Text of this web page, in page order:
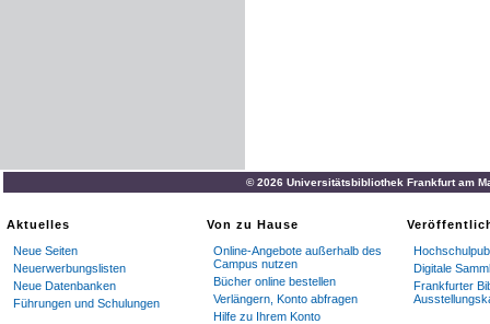
© 2026 Universitätsbibliothek Frankfurt am
Aktuelles
Neue Seiten
Neuerwerbungslisten
Neue Datenbanken
Führungen und Schulungen
Von zu Hause
Online-Angebote außerhalb des
Campus nutzen
Bücher online bestellen
Verlängern, Konto abfragen
Hilfe zu Ihrem Konto
Digitale
Frankfurter